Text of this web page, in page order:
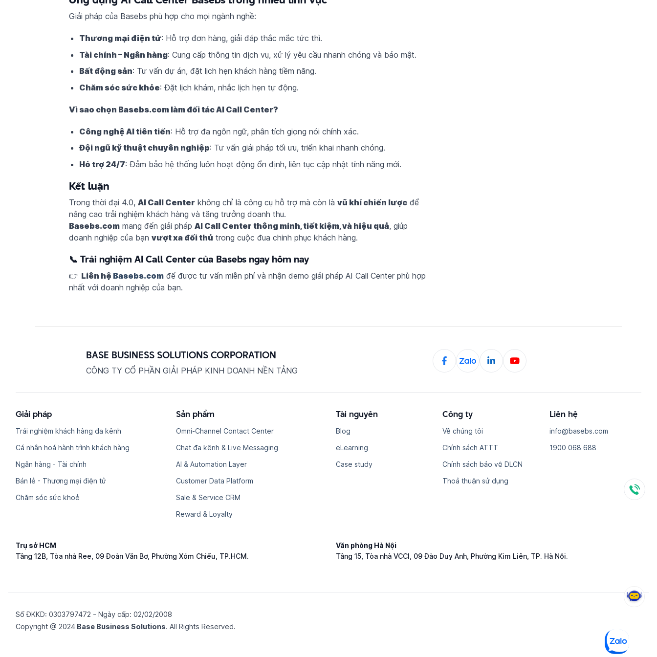
Giải pháp của Basebs phù hợp cho mọi ngành nghề:
Thương mại điện tử: Hỗ trợ đơn hàng, giải đáp thắc mắc tức thì.
Tài chính – Ngân hàng: Cung cấp thông tin dịch vụ, xử lý yêu cầu nhanh chóng và bảo mật.
Bất động sản: Tư vấn dự án, đặt lịch hẹn khách hàng tiềm năng.
Chăm sóc sức khỏe: Đặt lịch khám, nhắc lịch hẹn tự động.
Vì sao chọn Basebs.com làm đối tác AI Call Center?
Công nghệ AI tiên tiến: Hỗ trợ đa ngôn ngữ, phân tích giọng nói chính xác.
Đội ngũ kỹ thuật chuyên nghiệp: Tư vấn giải pháp tối ưu, triển khai nhanh chóng.
Hỗ trợ 24/7: Đảm bảo hệ thống luôn hoạt động ổn định, liên tục cập nhật tính năng mới.
Kết luận
Trong thời đại 4.0,AI Call Center không chỉ là công cụ hỗ trợ mà còn làvũ khí chiến lược để
nâng cao trải nghiệm khách hàng và tăng trưởng doanh thu.
Basebs.com mang đến giải phápAI Call Center thông minh, tiết kiệm, và hiệu quả, giúp
doanh nghiệp của bạnvượt xa đối thủ trong cuộc đua chinh phục khách hàng.
📞 Trải nghiệm AI Call Center của Basebs ngay hôm nay
👉 Liên hệ Basebs.com để được tư vấn miễn phí và nhận demo giải pháp AI Call Center phù hợp
nhất với doanh nghiệp của bạn.
BASE BUSINESS SOLUTIONS CORPORATION
CÔNG TY CỔ PHẦN GIẢI PHÁP KINH DOANH NỀN TẢNG
Giải pháp
Trải nghiệm khách hàng đa kênh
Cá nhân hoá hành trình khách hàng
Ngân hàng - Tài chính
Bán lẻ - Thương mại điện tử
Chăm sóc sức khoẻ
Sản phẩm
Omni-Channel Contact Center
Chat đa kênh & Live Messaging
AI & Automation Layer
Customer Data Platform
Sale & Service CRM
Reward & Loyalty
Tài nguyên
Blog
eLearning
Case study
Công ty
Về chúng tôi
Chính sách ATTT
Chính sách bảo vệ DLCN
Thoả thuận sử dụng
Liên hệ
i​n​f​o​@​b​a​s​e​b​s​.​c​o​m
1​9​0​0​ ​0​6​8​ ​6​8​8
Trụ sở HCM
Tầng 12B, Tòa nhà Ree, 09 Đoàn Văn Bơ, Phường Xóm Chiếu, TP.HCM.
Văn phòng Hà Nội
Tầng 15, Tòa nhà VCCI, 09 Đào Duy Anh, Phường Kim Liên, TP. Hà Nội.
Số ĐKKD: 0​3​0​3​7​9​7​4​7​2 - Ngày cấp: 02/02/2008
Copyright @ 2024 Base Business Solutions. All Rights Reserved.